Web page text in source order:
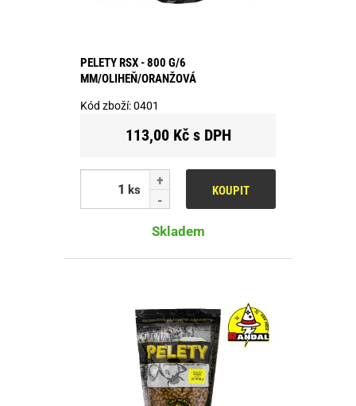
PELETY RSX - 800 G/6
MM/OLIHEŇ/ORANŽOVÁ
Kód zboží:0401
113,00 Kč s DPH
ks KOUPIT
Skladem